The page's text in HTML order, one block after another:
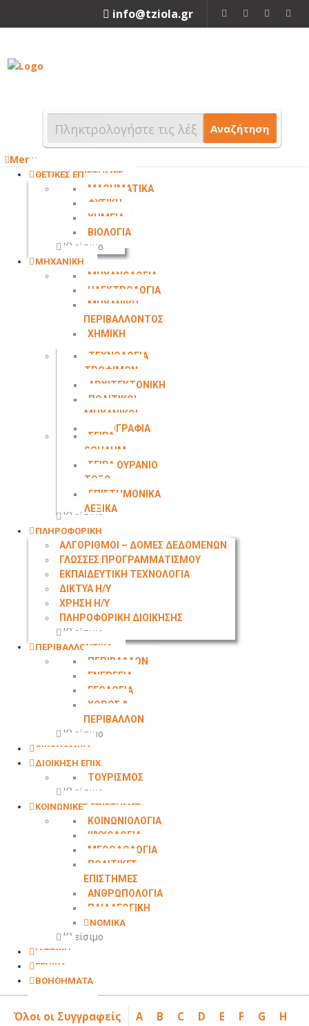
info@tziola.gr
Αναζήτηση
Menu
ΘΕΤΙΚΕΣ ΕΠΙΣΤΗΜΕΣ
ΜΑΘΗΜΑΤΙΚΑ
ΦΥΣΙΚΗ
ΧΗΜΕΙΑ
ΒΙΟΛΟΓΙΑ
Κλείσιμο
ΜΗΧΑΝΙΚΗ
ΜΗΧΑΝΟΛΟΓΙΑ
ΗΛΕΚΤΡΟΛΟΓΙΑ
ΜΗΧΑΝΙΚΗ
ΠΕΡΙΒΑΛΛΟΝΤΟΣ
ΧΗΜΙΚΗ
ΤΕΧΝΟΛΟΓΙΑ
ΤΡΟΦΙΜΩΝ
ΑΡΧΙΤΕΚΤΟΝΙΚΗ
ΠΟΛΙΤΙΚΟΙ
ΜΗΧΑΝΙΚΟΙ
ΤΟΠΟΓΡΑΦΙΑ
ΣΕΙΡΑ
SCHAUM
ΣΕΙΡΑ ΟΥΡΑΝΙΟ
ΤΟΞΟ
ΕΠΙΣΤΗΜΟΝΙΚΑ
ΛΕΞΙΚΑ
Κλείσιμο
ΠΛΗΡΟΦΟΡΙΚΗ
ΑΛΓΟΡΙΘΜΟΙ – ΔΟΜΕΣ ΔΕΔΟΜΕΝΩΝ
ΓΛΩΣΣΕΣ ΠΡΟΓΡΑΜΜΑΤΙΣΜΟΥ
ΕΚΠΑΙΔΕΥΤΙΚΗ ΤΕΧΝΟΛΟΓΙΑ
ΔΙΚΤΥΑ Η/Υ
ΧΡΗΣΗ Η/Υ
ΠΛΗΡΟΦΟΡΙΚΗ ΔΙΟΙΚΗΣΗΣ
Κλείσιμο
ΠΕΡΙΒΑΛΛΟΝΤΙΚΑ
ΠΕΡΙΒΑΛΛΟΝ
ΕΝΕΡΓΕΙΑ
ΓΕΩΛΟΓΙΑ
ΧΩΡΟΣ &
ΠΕΡΙΒΑΛΛΟΝ
Κλείσιμο
ΟΙΚΟΝΟΜΙΚΑ
ΔΙΟΙΚΗΣΗ ΕΠΙΧ.
ΤΟΥΡΙΣΜΟΣ
Κλείσιμο
ΚΟΙΝΩΝΙΚΕΣ ΕΠΙΣΤΗΜΕΣ
ΚΟΙΝΩΝΙΟΛΟΓΙΑ
ΨΥΧΟΛΟΓΙΑ
ΜΕΘΟΔΟΛΟΓΙΑ
ΠΟΛΙΤΙΚΕΣ
ΕΠΙΣΤΗΜΕΣ
ΑΝΘΡΩΠΟΛΟΓΙΑ
ΠΑΙΔΑΓΩΓΙΚΗ
ΝΟΜΙΚΑ
Κλείσιμο
ΙΑΤΡΙΚΗ
ΓΕΝΙΚΑ
ΒΟΗΘΗΜΑΤΑ
Όλοι οι Συγγραφείς A B C D E F G
H